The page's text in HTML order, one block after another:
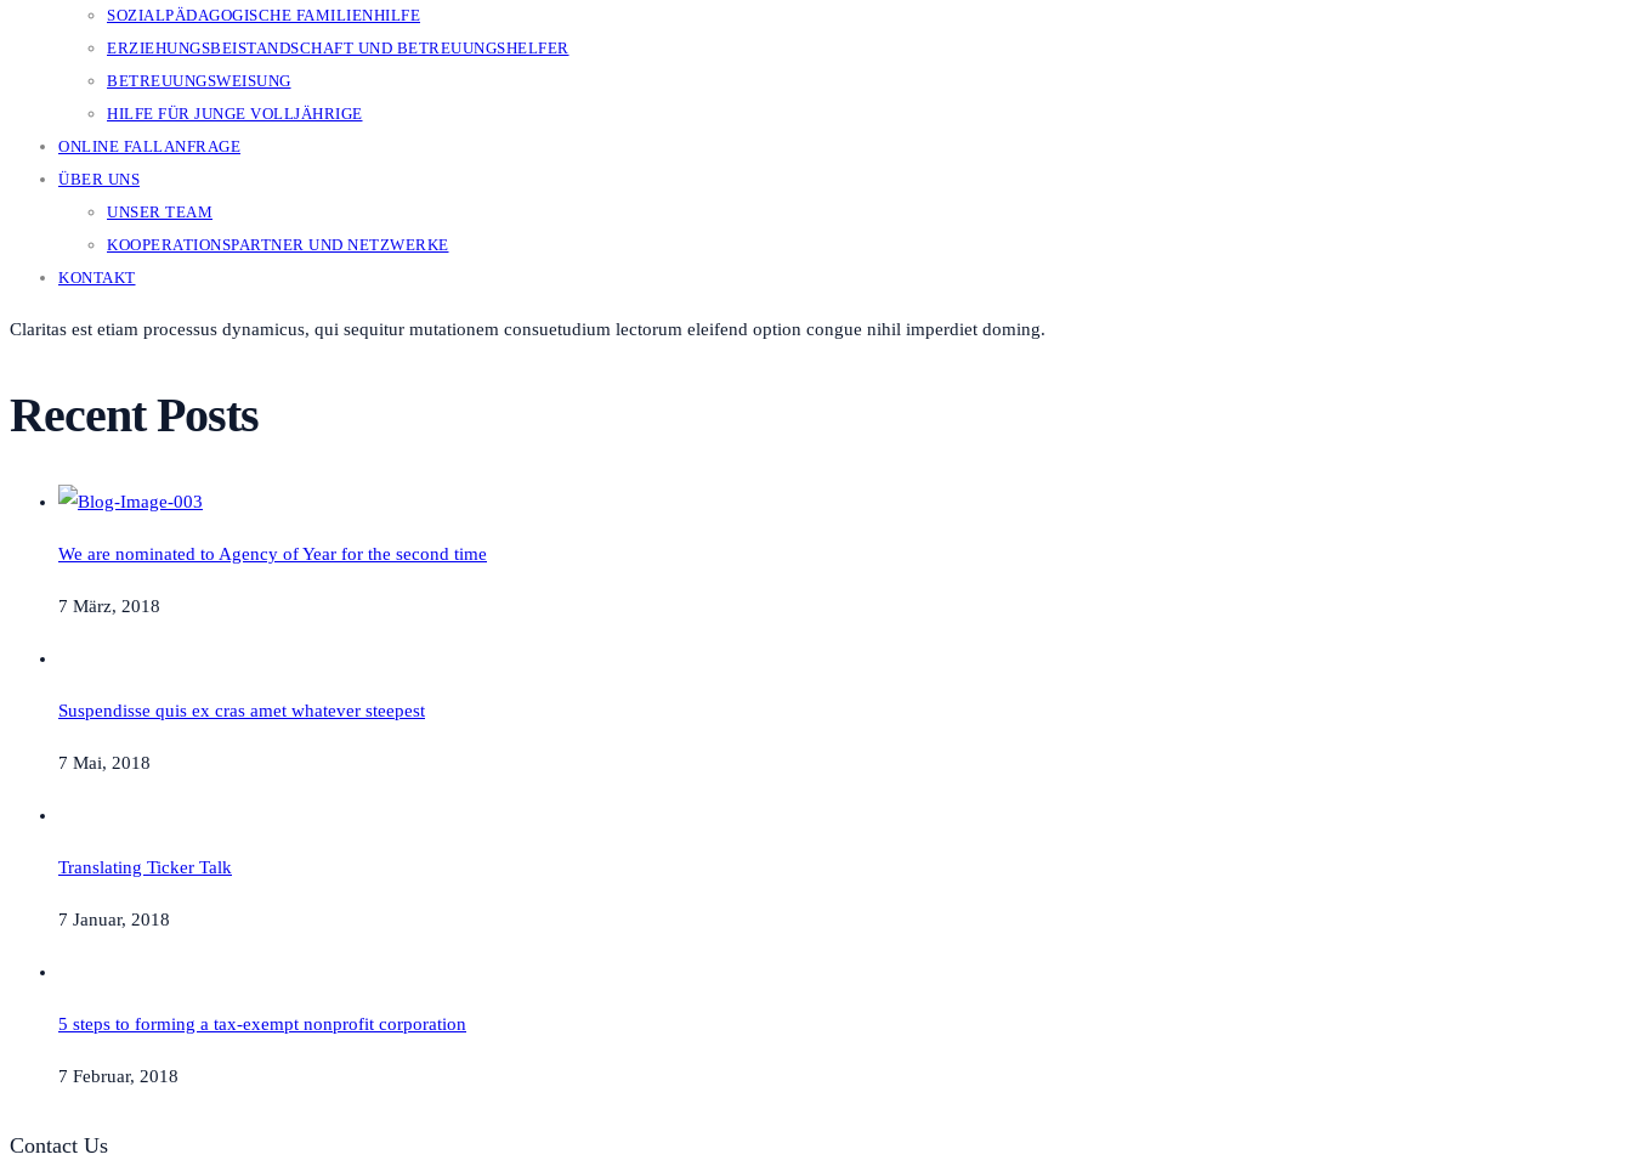
SOZIALPÄDAGOGISCHE FAMILIENHILFE
ERZIEHUNGSBEISTANDSCHAFT UND BETREUUNGSHELFER
BETREUUNGSWEISUNG
HILFE FÜR JUNGE VOLLJÄHRIGE
ONLINE FALLANFRAGE
ÜBER UNS
UNSER TEAM
KOOPERATIONSPARTNER UND NETZWERKE
KONTAKT
Claritas est etiam processus dynamicus, qui sequitur mutationem consuetudium lectorum eleifend option congue nihil imperdiet doming.
Recent Posts
We are nominated to Agency of Year for the second time
7 März, 2018
Suspendisse quis ex cras amet whatever steepest
7 Mai, 2018
Translating Ticker Talk
7 Januar, 2018
5 steps to forming a tax-exempt nonprofit corporation
7 Februar, 2018
Contact Us